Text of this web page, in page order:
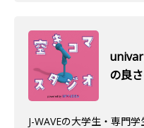
の良さ
J-WAVEの大学生・専門